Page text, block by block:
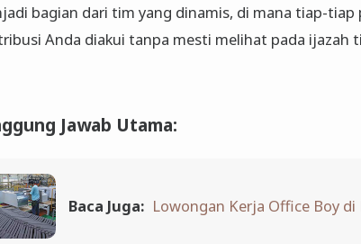
bagian dari tim yang dinamis, di mana tiap-
Anda diakui tanpa mesti melihat pada ijazah
Jawab Utama:
Baca Juga: Lowongan Kerja Office Boy di